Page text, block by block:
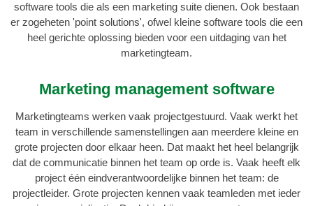
software tools die als een marketing suite dienen. Ook bestaan
er zogeheten 'point solutions', ofwel kleine software tools die een
heel gerichte oplossing bieden voor een uitdaging van het
marketingteam.
Marketing management software
Marketingteams werken vaak projectgestuurd. Vaak werkt het
team in verschillende samenstellingen aan meerdere kleine en
grote projecten door elkaar heen. Dat maakt het heel belangrijk
dat de communicatie binnen het team op orde is. Vaak heeft elk
project één eindverantwoordelijke binnen het team: de
projectleider. Grote projecten kennen vaak teamleden met ieder